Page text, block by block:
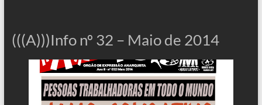
(((A)))Info nº 32 – Maio de 2014